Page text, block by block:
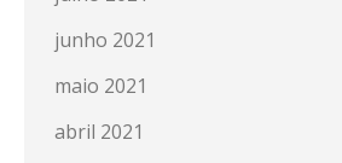
junho 2021
maio 2021
abril 2021